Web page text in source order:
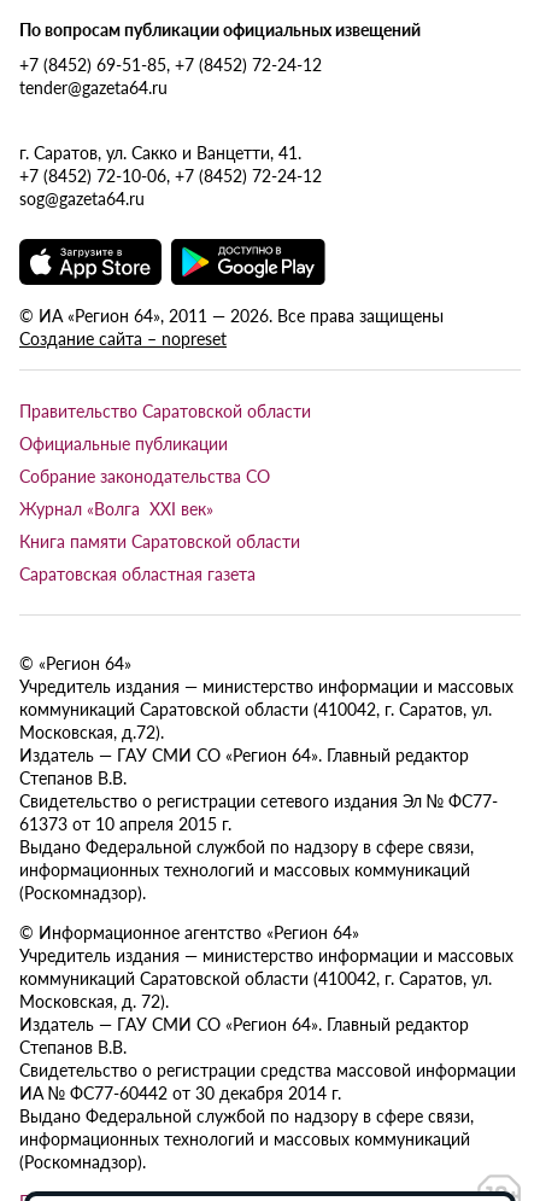
По вопросам публикации официальных извещений
+7 (8452) 69-51-85, +7 (8452) 72-24-12
tender@gazeta64.ru
г. Саратов, ул. Сакко и Ванцетти, 41.
+7 (8452) 72-10-06, +7 (8452) 72-24-12
sog@gazeta64.ru
© ИА «Регион 64», 2011 — 2026. Все права защищены
Создание сайта – nopreset
Правительство Саратовской области
Официальные публикации
Собрание законодательства СО
Журнал «Волга XXI век»
Книга памяти Саратовской области
Саратовская областная газета
© «Регион 64»
Учредитель издания — министерство информации и массовых
коммуникаций Саратовской области (410042, г. Саратов, ул.
Московская, д.72).
Издатель — ГАУ СМИ СО «Регион 64». Главный редактор
Степанов В.В.
Свидетельство о регистрации сетевого издания Эл № ФС77-
61373 от 10 апреля 2015 г.
Выдано Федеральной службой по надзору в сфере связи,
информационных технологий и массовых коммуникаций
(Роскомнадзор).
© Информационное агентство «Регион 64»
Учредитель издания — министерство информации и массовых
коммуникаций Саратовской области (410042, г. Саратов, ул.
Московская, д. 72).
Издатель — ГАУ СМИ СО «Регион 64». Главный редактор
Степанов В.В.
Свидетельство о регистрации средства массовой информации
ИА № ФС77-60442 от 30 декабря 2014 г.
Выдано Федеральной службой по надзору в сфере связи,
информационных технологий и массовых коммуникаций
(Роскомнадзор).